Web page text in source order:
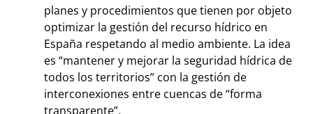
planes y procedimientos que tienen por objeto
optimizar la gestión del recurso hídrico en
España respetando al medio ambiente. La idea
es “mantener y mejorar la seguridad hídrica de
todos los territorios” con la gestión de
interconexiones entre cuencas de “forma
transparente”.